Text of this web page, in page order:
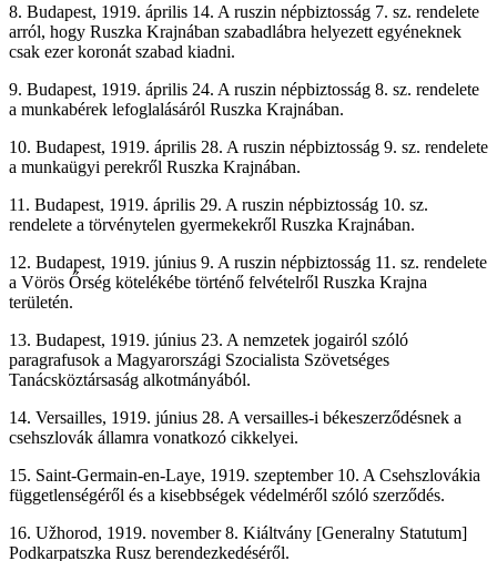
8. Budapest, 1919. április 14. A ruszin népbiztosság 7. sz. rendelete
arról, hogy Ruszka Krajnában szabadlábra helyezett egyéneknek
csak ezer koronát szabad kiadni.
9. Budapest, 1919. április 24. A ruszin népbiztosság 8. sz. rendelete
a munkabérek lefoglalásáról Ruszka Krajnában.
10. Budapest, 1919. április 28. A ruszin népbiztosság 9. sz. rendelete
a munkaügyi perekről Ruszka Krajnában.
11. Budapest, 1919. április 29. A ruszin népbiztosság 10. sz.
rendelete a törvénytelen gyermekekről Ruszka Krajnában.
12. Budapest, 1919. június 9. A ruszin népbiztosság 11. sz. rendelete
a Vörös Őrség kötelékébe történő felvételről Ruszka Krajna
területén.
13. Budapest, 1919. június 23. A nemzetek jogairól szóló
paragrafusok a Magyarországi Szocialista Szövetséges
Tanácsköztársaság alkotmányából.
14. Versailles, 1919. június 28. A versailles-i békeszerződésnek a
csehszlovák államra vonatkozó cikkelyei.
15. Saint-Germain-en-Laye, 1919. szeptember 10. A Csehszlovákia
függetlenségéről és a kisebbségek védelméről szóló szerződés.
16. Užhorod, 1919. november 8. Kiáltvány [Generalny Statutum]
Podkarpatszka Rusz berendezkedéséről.